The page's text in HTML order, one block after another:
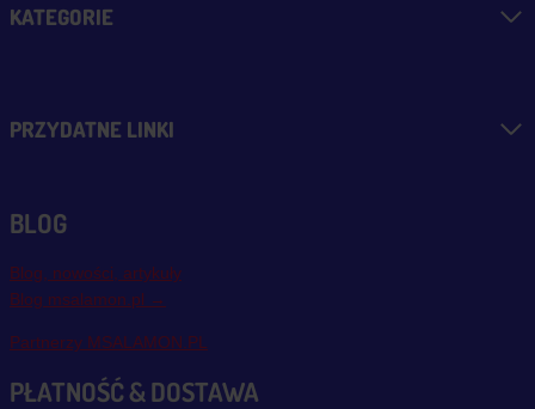
KATEGORIE
PRZYDATNE LINKI
BLOG
Blog, nowości, artykuły
Blog msalamon.pl →
Partnerzy MSALAMON.PL
PŁATNOŚĆ & DOSTAWA